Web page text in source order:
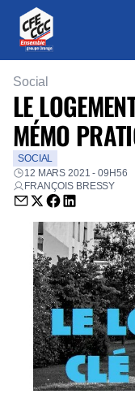
Social
LE
MÉMO
SOCIAL
12 MARS 2021 - 09H56
FRANÇOIS BRESSY
Envoyer par email
Partager sur
Partager sur
Partager